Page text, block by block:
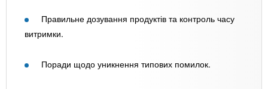
Правильне дозування продуктів та контроль часу
витримки.
Поради щодо уникнення типових помилок.